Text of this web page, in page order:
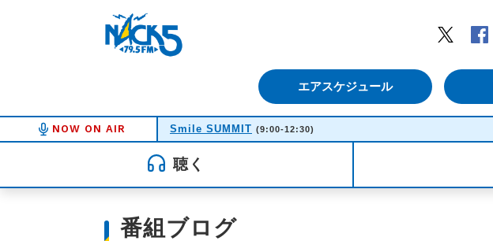
Twitter
エアスケジュール
NOW ON AIR Smile SUMMIT (9:00-12:30)
聴く
番組ブログ